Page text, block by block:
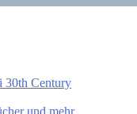
30th Century
und mehr